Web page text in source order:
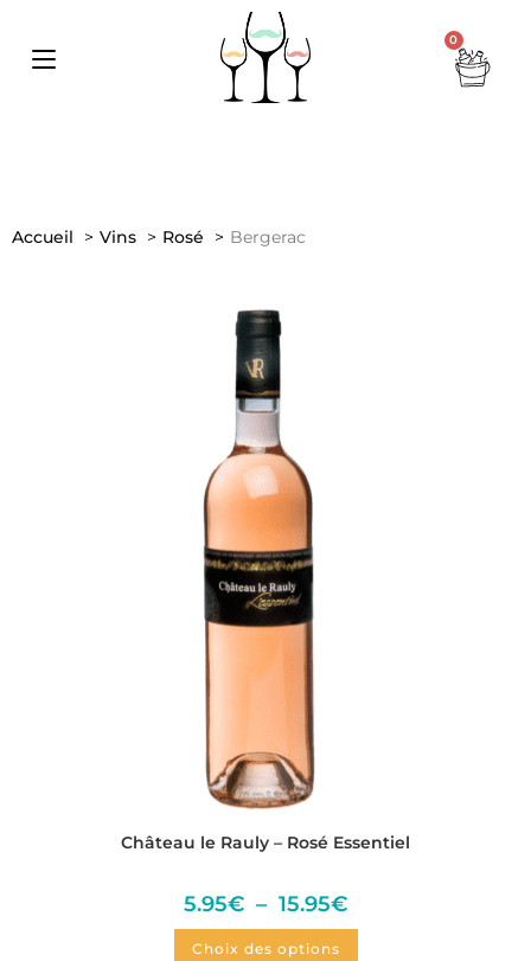
0
Accueil Vins Rosé Bergerac
Château le Rauly – Rosé Essentiel
5.95€ – 15.95€
Choix des options